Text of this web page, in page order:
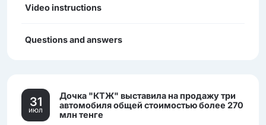
Video instructions
Questions and answers
31
июл
Дочка "КТЖ" выставила на продажу три
автомобиля общей стоимостью более 270
млн тенге